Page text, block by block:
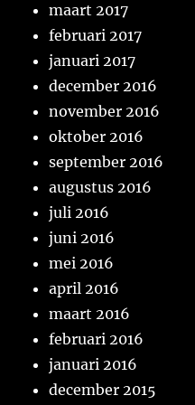
maart 2017
februari 2017
januari 2017
december 2016
november 2016
oktober 2016
september 2016
augustus 2016
juli 2016
juni 2016
mei 2016
april 2016
maart 2016
februari 2016
januari 2016
december 2015